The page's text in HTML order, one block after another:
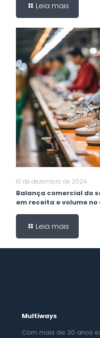
Leia mais
10 de dezembro de 2024
Balança comercial do
em receita e volume
Leia mais
Multiways
Com mais de 30 anos